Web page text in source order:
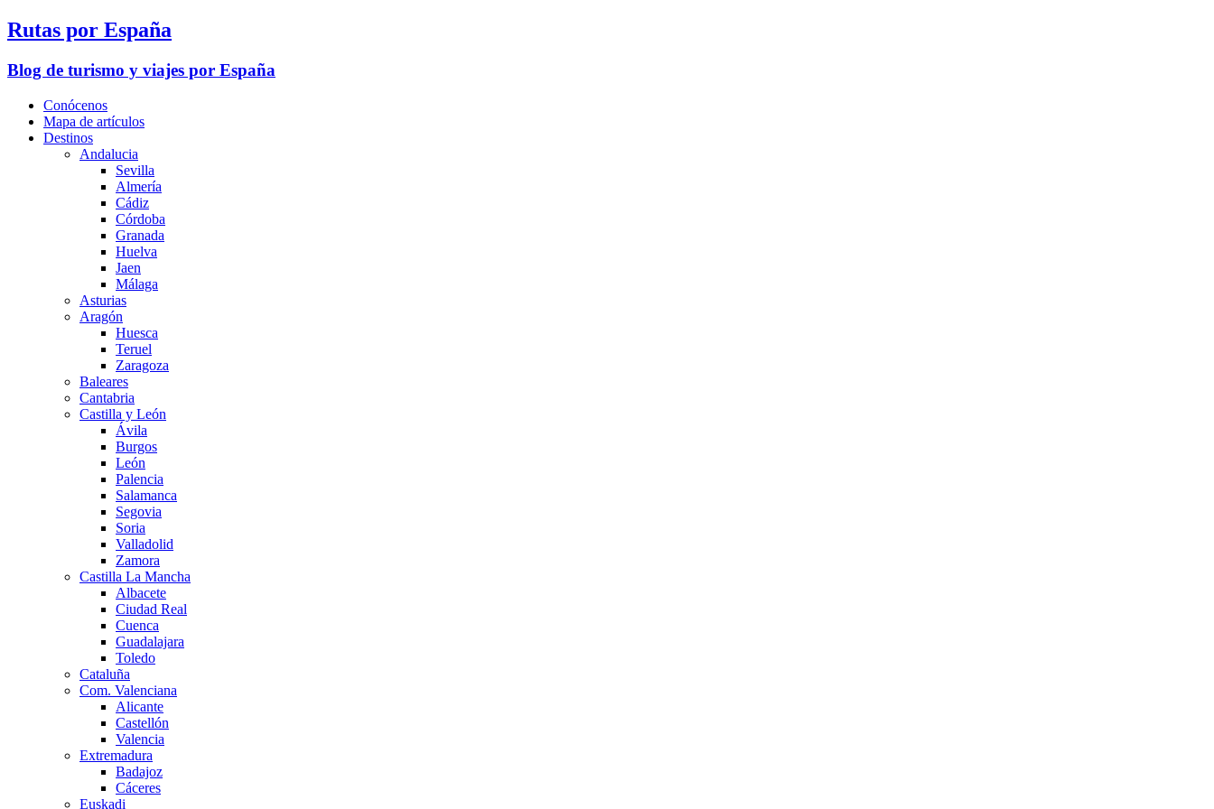
Rutas por España
Blog de turismo y viajes por España
Conócenos
Mapa de artículos
Destinos
Andalucia
Sevilla
Almería
Cádiz
Córdoba
Granada
Huelva
Jaen
Málaga
Asturias
Aragón
Huesca
Teruel
Zaragoza
Baleares
Cantabria
Castilla y León
Ávila
Burgos
León
Palencia
Salamanca
Segovia
Soria
Valladolid
Zamora
Castilla La Mancha
Albacete
Ciudad Real
Cuenca
Guadalajara
Toledo
Cataluña
Com. Valenciana
Alicante
Castellón
Valencia
Extremadura
Badajoz
Cáceres
Euskadi